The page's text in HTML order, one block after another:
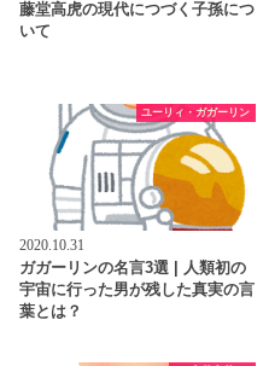
藤堂高虎の現代につづく子孫につ
いて
ユーリィ・ガガーリン
2020.10.31
ガガーリンの名言3選 | 人類初の
宇宙に行った男が残した真実の言
葉とは？